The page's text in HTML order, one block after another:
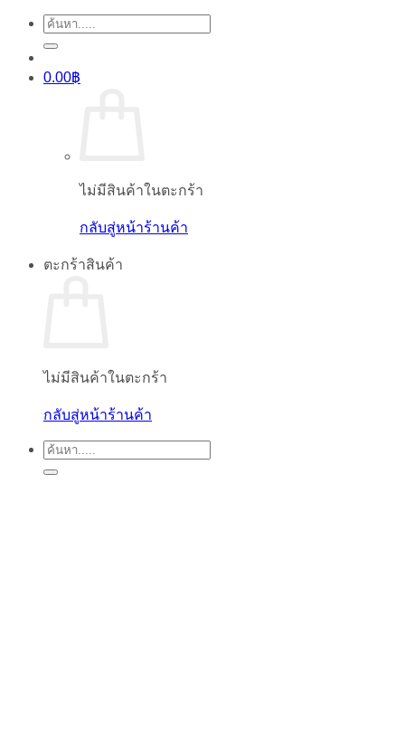
ค้นหา:
0.00฿
ไม่มีสินค้าในตะกร้า
กลับสู่หน้าร้านค้า
ตะกร้าสินค้า
ไม่มีสินค้าในตะกร้า
กลับสู่หน้าร้านค้า
ค้นหา: